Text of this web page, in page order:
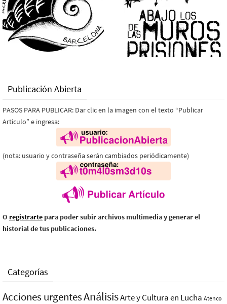
Publicación Abierta
PASOS PARA PUBLICAR: Dar clic en la imagen con el texto “Publicar
Artículo” e ingresa:
(nota: usuario y contraseña serán cambiados periódicamente)
O registrarte para poder subir archivos multimedia y generar el
historial de tus publicaciones.
Categorías
Acciones urgentesAnálisisArte y Cultura en Lucha Atenco